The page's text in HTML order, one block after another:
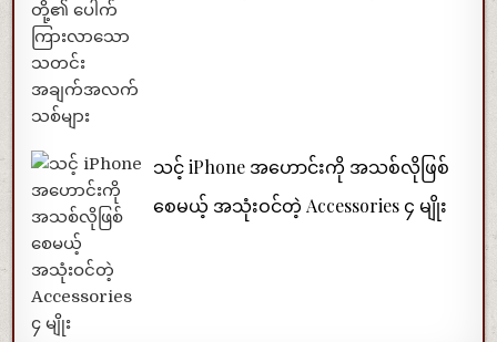
သင့် iPhone အဟောင်းကို အသစ်လိုဖြစ်
စေမယ့် အသုံးဝင်တဲ့ Accessories ၄ မျိုး